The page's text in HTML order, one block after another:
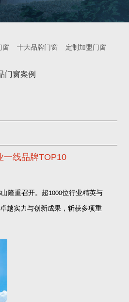
窗 十大品牌门窗 定制加盟门窗
门窗案例
一线品牌TOP10
隆重召开。超 1000位行业精英与
越实力与创新成果，斩获多项重